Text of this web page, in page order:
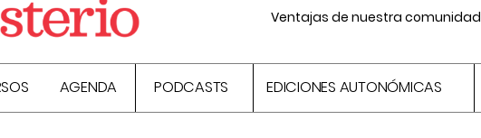
Ventajas de nuestra comunidad
AGENDA PODCASTS EDICIONES AUTONÓMICAS